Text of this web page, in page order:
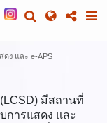
ง และ e-APS
มีสถานที่
การแสดง และ